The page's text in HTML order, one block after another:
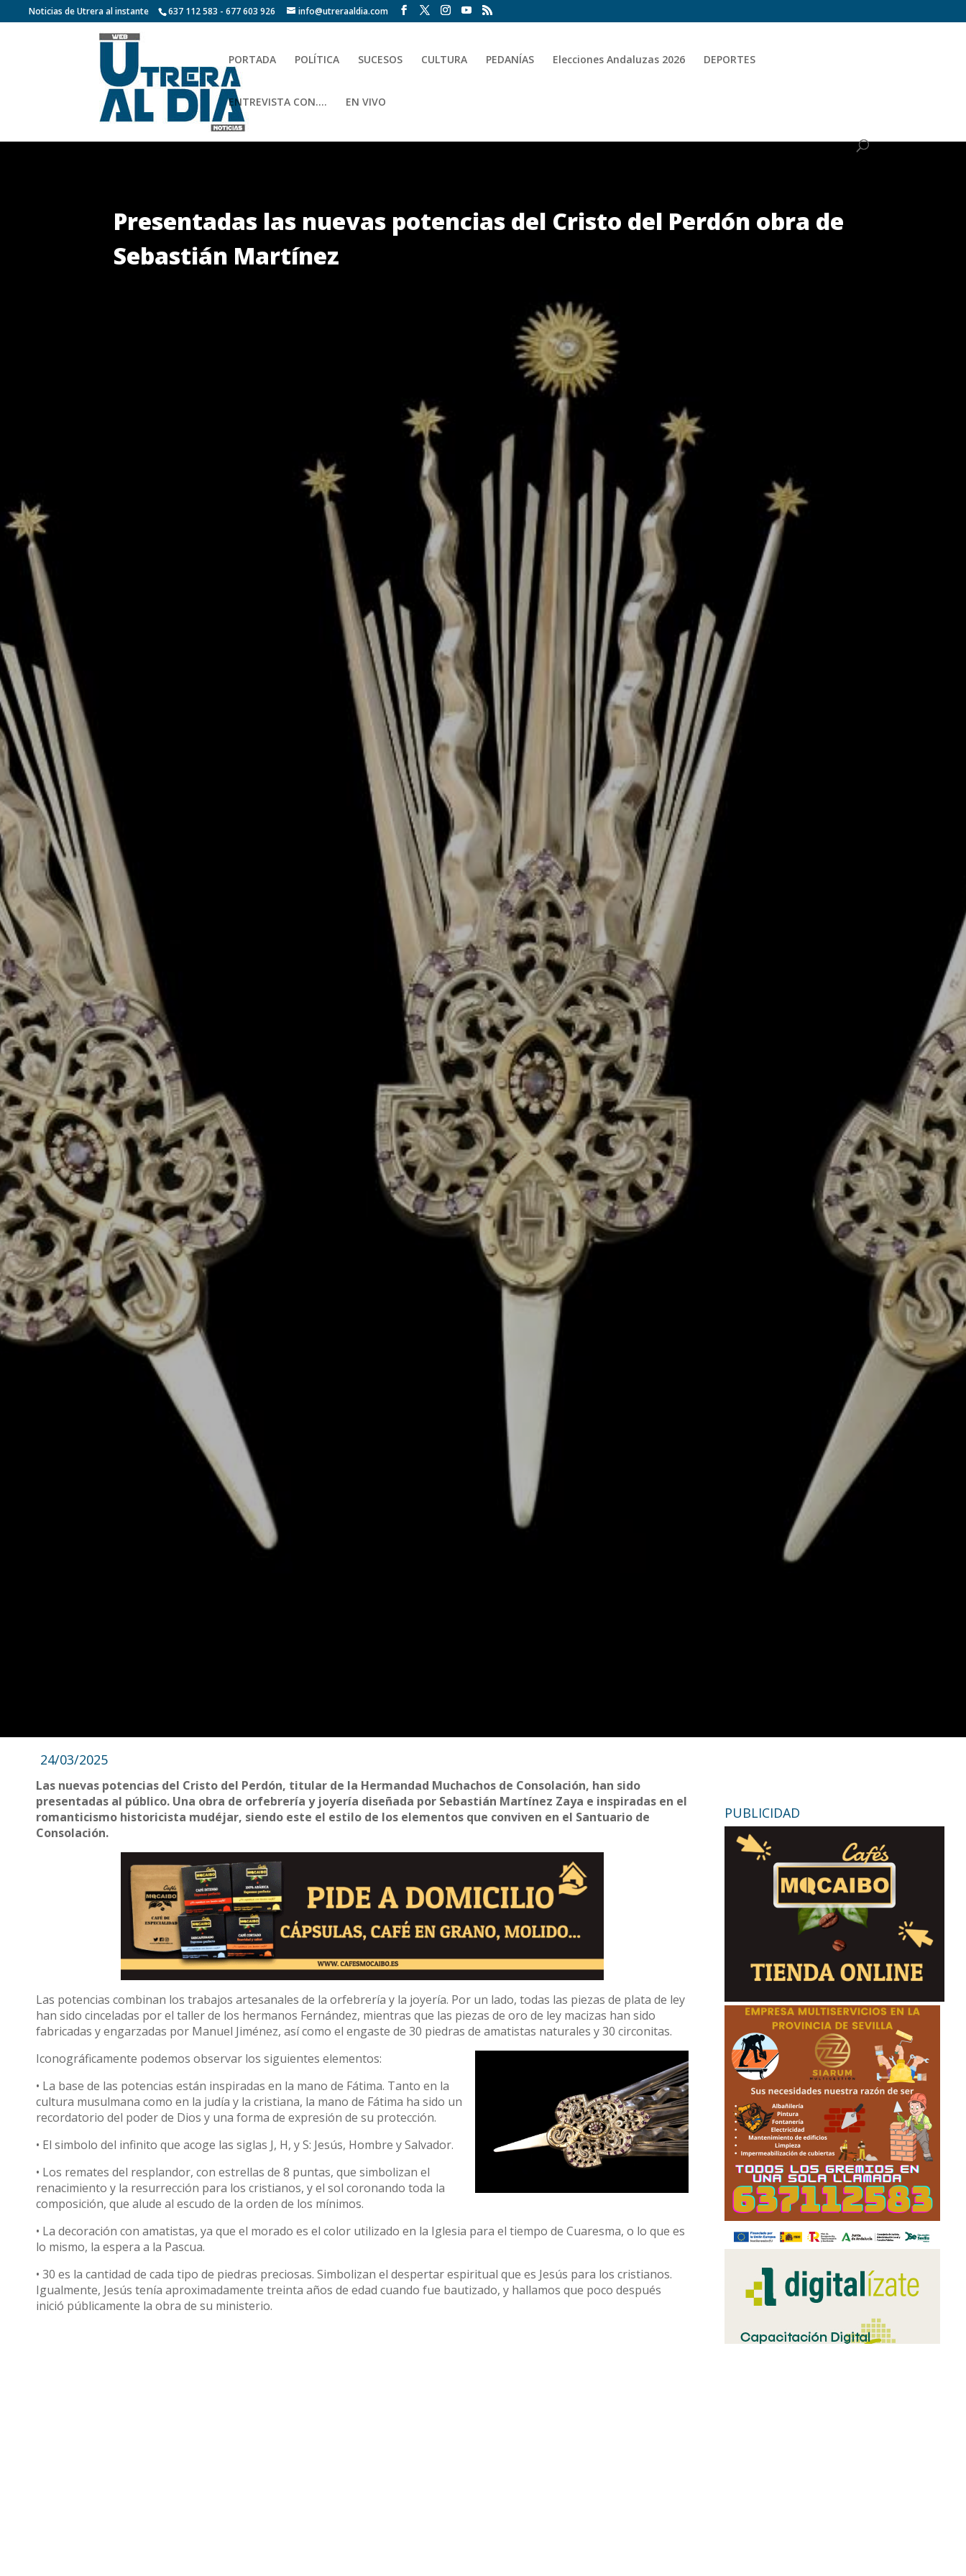
Noticias de Utrera al instante 637 112 583 - 677 603 926 info@utreraaldia.com
PORTADA POLÍTICA SUCESOS CULTURA PEDANÍAS Elecciones Andaluzas 2026 DEPORTES
ENTREVISTA CON…. EN VIVO
Presentadas las nuevas potencias del Cristo del Perdón obra de
Sebastián Martínez
24/03/2025
Las nuevas potencias del Cristo del Perdón, titular de la Hermandad Muchachos de Consolación, han sido
presentadas al público. Una obra de orfebrería y joyería diseñada por Sebastián Martínez Zaya e inspiradas en el
romanticismo historicista mudéjar, siendo este el estilo de los elementos que conviven en el Santuario de
Consolación.
Las potencias combinan los trabajos artesanales de la orfebrería y la joyería. Por un lado, todas las piezas de plata de ley
han sido cinceladas por el taller de los hermanos Fernández, mientras que las piezas de oro de ley macizas han sido
fabricadas y engarzadas por Manuel Jiménez, así como el engaste de 30 piedras de amatistas naturales y 30 circonitas.
Iconográficamente podemos observar los siguientes elementos:
• La base de las potencias están inspiradas en la mano de Fátima. Tanto en la
cultura musulmana como en la judía y la cristiana, la mano de Fátima ha sido un
recordatorio del poder de Dios y una forma de expresión de su protección.
• El simbolo del infinito que acoge las siglas J, H, y S: Jesús, Hombre y Salvador.
• Los remates del resplandor, con estrellas de 8 puntas, que simbolizan el
renacimiento y la resurrección para los cristianos, y el sol coronando toda la
composición, que alude al escudo de la orden de los mínimos.
• La decoración con amatistas, ya que el morado es el color utilizado en la Iglesia para el tiempo de Cuaresma, o lo que es
lo mismo, la espera a la Pascua.
• 30 es la cantidad de cada tipo de piedras preciosas. Simbolizan el despertar espiritual que es Jesús para los cristianos.
Igualmente, Jesús tenía aproximadamente treinta años de edad cuando fue bautizado, y hallamos que poco después
inició públicamente la obra de su ministerio.
PUBLICIDAD